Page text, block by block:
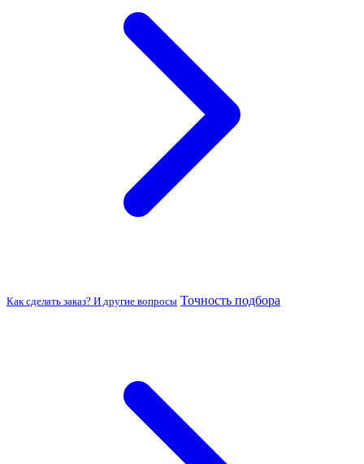
Как сделать заказ? И другие вопросы Точность подбора